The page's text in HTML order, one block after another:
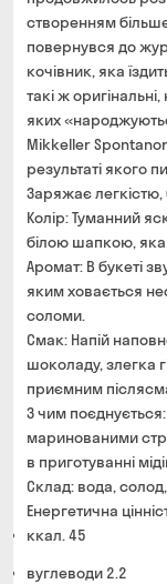
створенням
повернувся до
кочівник, яка
такі ж
яких
Mikkeller
результаті якого
Заряжає легкістю,
Колір: Туманний
білою шапкою, яка
Аромат: В букеті
яким ховається
соломи.
Смак: Напій
шоколаду, злегка
приємним
З чим
маринованими
в приготуванні
Склад: вода,
Енергетична
ккал. 45
вуглеводи 2.2